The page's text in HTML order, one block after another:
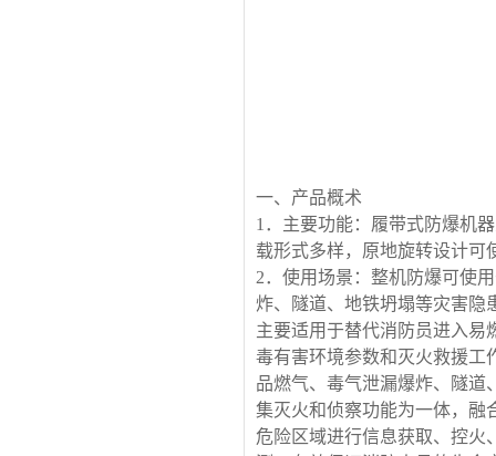
一、产品概术
1．主要功能：履带式防爆机
载形式多样，原地旋转设计可
2．使用场景：整机防爆可使
炸、隧道、地铁坍塌等灾害隐
主要适用于替代消防员进入易
毒有害环境参数和灭火救援工
品燃气、毒气泄漏爆炸、隧道
集灭火和侦察功能为一体，融
危险区域进行信息获取、控火